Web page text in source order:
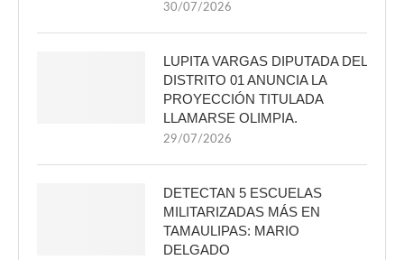
30/07/2026
LUPITA VARGAS DIPUTADA DEL
DISTRITO 01 ANUNCIA LA
PROYECCIÓN TITULADA
LLAMARSE OLIMPIA.
29/07/2026
DETECTAN 5 ESCUELAS
MILITARIZADAS MÁS EN
TAMAULIPAS: MARIO
DELGADO